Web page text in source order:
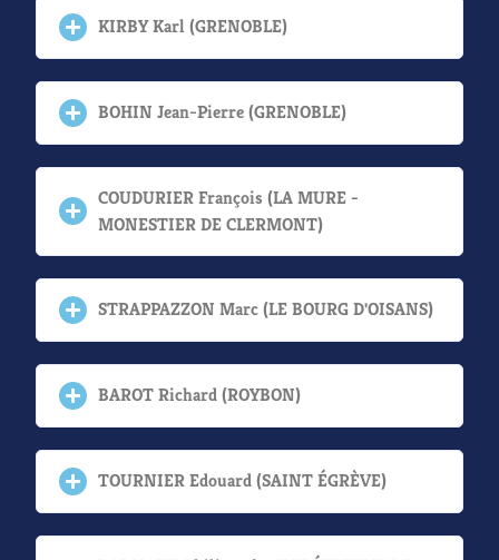
KIRBY Karl (GRENOBLE)
BOHIN Jean-Pierre (GRENOBLE)
COUDURIER François (LA MURE -
MONESTIER DE CLERMONT)
STRAPPAZZON Marc (LE BOURG D'OISANS)
BAROT Richard (ROYBON)
TOURNIER Edouard (SAINT ÉGRÈVE)